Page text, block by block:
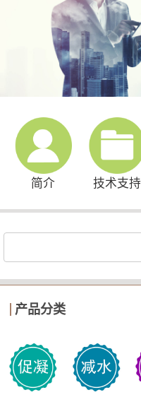
简介 技术支持
产品分类